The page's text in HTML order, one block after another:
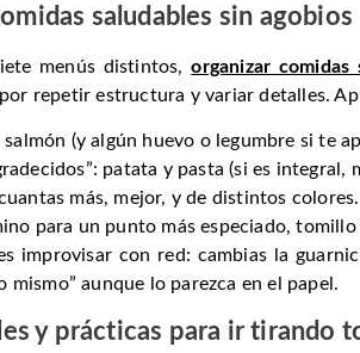
saludables sin agobios
menús distintos,organizar comidas
repetir estructura y variar detalles.
(y algún huevo o legumbre si te
patata y pasta (si es integral,
más, mejor, y de distintos colores.
para un punto más especiado,
improvisar con red: cambias la
mismo” aunque lo parezca en el papel.
y prácticas para ir tirando